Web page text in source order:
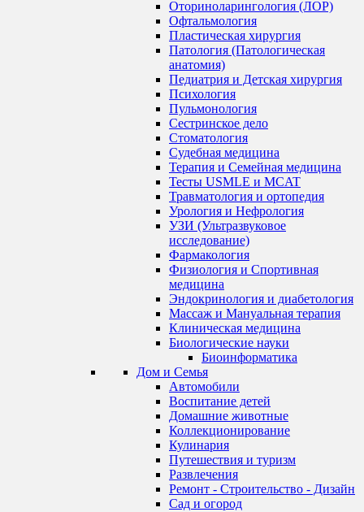
Оториноларингология (ЛОР)
Офтальмология
Пластическая хирургия
Патология (Патологическая
анатомия)
Педиатрия и Детская хирургия
Психология
Пульмонология
Сестринское дело
Стоматология
Судебная медицина
Терапия и Семейная медицина
Тесты USMLE и MCAT
Травматология и ортопедия
Урология и Нефрология
УЗИ (Ультразвуковое
исследование)
Фармакология
Физиология и Спортивная
медицина
Эндокринология и диабетология
Массаж и Мануальная терапия
Клиническая медицина
Биологические науки
Биоинформатика
Дом и Семья
Автомобили
Воспитание детей
Домашние животные
Коллекционирование
Кулинария
Путешествия и туризм
Развлечения
Ремонт - Строительство - Дизайн
Сад и огород